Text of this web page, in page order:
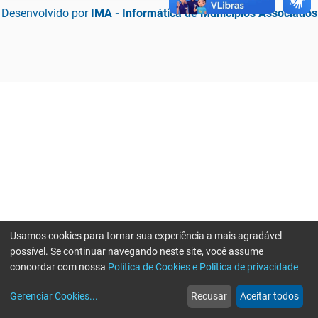
Desenvolvido por IMA - Informática de Municípios Associados
web
Notícias
more_horiz
Mais
Usamos cookies para tornar sua experiência a mais agradável
possível. Se continuar navegando neste site, você assume
concordar com nossa Política de Cookies e Política de privacidade
Gerenciar Cookies... Recusar Aceitar todos
Erro ao enviar informações, por favor tente novamente